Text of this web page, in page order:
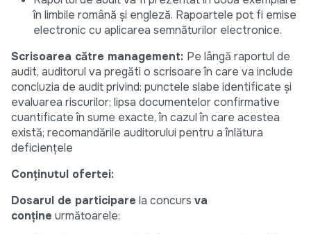
în limbile română și engleză. Rapoartele pot fi emise
electronic cu aplicarea semnăturilor electronice.
Scrisoarea către management: Pe lângă raportul de
audit, auditorul va pregăti o scrisoare în care va include
concluzia de audit privind: punctele slabe identificate și
evaluarea riscurilor; lipsa documentelor confirmative
cuantificate în sume exacte, în cazul în care acestea
există; recomandările auditorului pentru a înlătura
deficiențele
Conținutul ofertei:
Dosarul de participare la concurs va
conține următoarele: